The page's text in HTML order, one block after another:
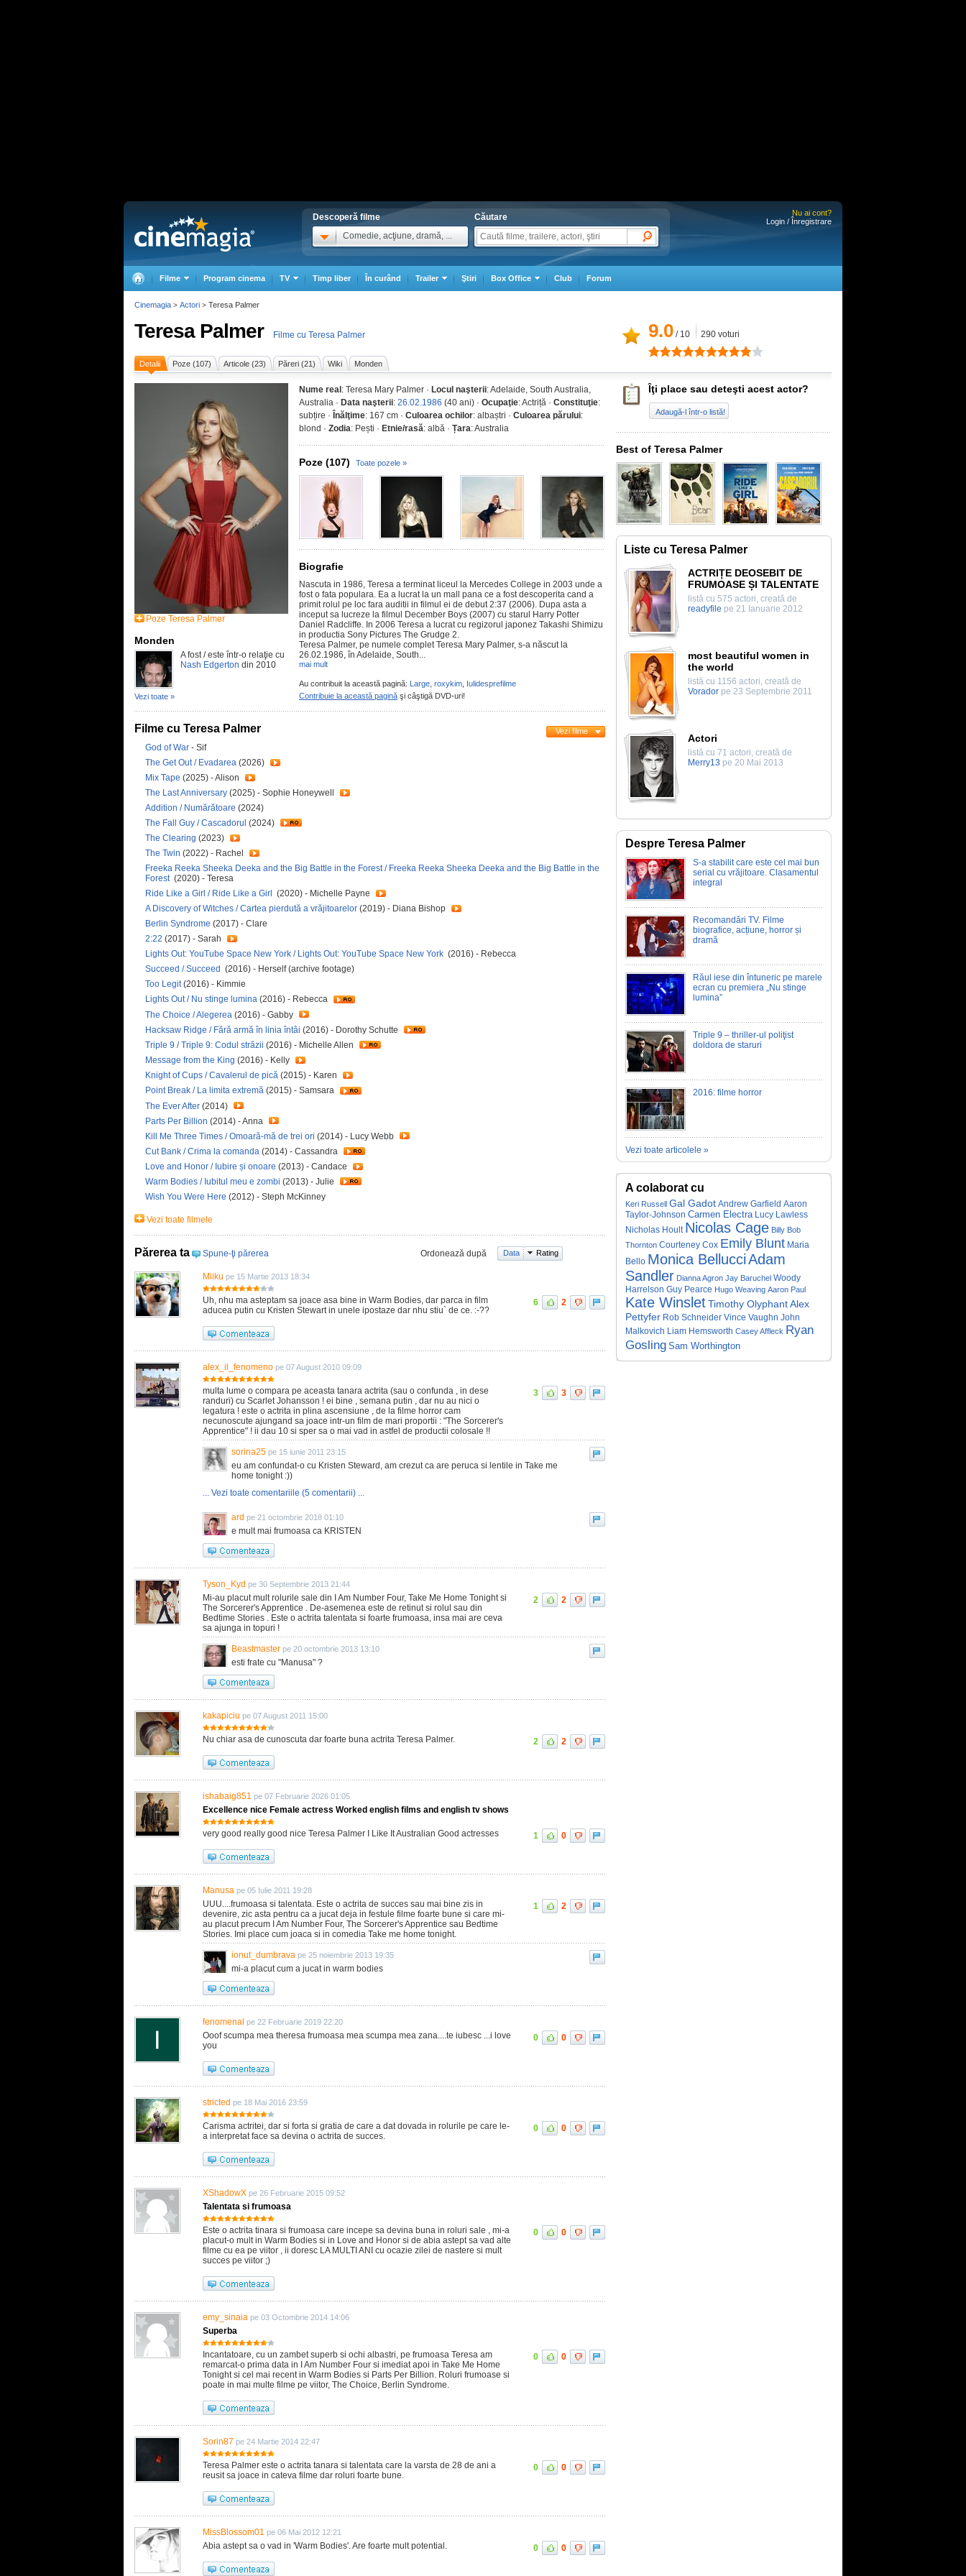
Descoperă filme
Comedie, acţiune, dramă, ...
Căutare
Nu ai cont?
Login / Înregistrare
Filme Program cinema TV Timp liber În curând Trailer Ştiri Box Office Club Forum
Teresa Palmer Filme cu Teresa Palmer 9.0 / 10 290 voturi
Detalii Poze (107) Articole (23) Păreri (21) Wiki Monden
Poze Teresa Palmer
Monden
A fost / este într-o relaţie cu
Nash Edgerton din 2010
Vezi toate »
Nume real : Teresa Mary Palmer · Locul naşterii: Adelaide, South Australia,
Australia · Data naşterii: 26.02.1986 (40 ani) · Ocupaţie: Actriță · Constituţie:
subțire · Înălţime: 167 cm · Culoarea ochilor: albaștri · Culoarea părului:
blond · Zodia: Pești · Etnie/rasă: albă · Țara: Australia
Poze (107) Toate pozele »
Biografie
Nascuta in 1986, Teresa a terminat liceul la Mercedes College in 2003 unde a
fost o fata populara. Ea a lucrat la un mall pana ce a fost descoperita cand a
primit rolul pe loc fara auditii in filmul ei de debut 2:37 (2006). Dupa asta a
inceput sa lucreze la filmul December Boys (2007) cu starul Harry Potter
Daniel Radcliffe. In 2006 Teresa a lucrat cu regizorul japonez Takashi Shimizu
in productia Sony Pictures The Grudge 2.
Teresa Palmer, pe numele complet Teresa Mary Palmer, s-a născut la
26.02.1986, în Adelaide, South...
mai mult
Au contribuit la această pagină: Large roxykim Iulidesprefilme
Contribuie la această pagină şi câştigă DVD-uri!
Filme cu Teresa Palmer Vezi filme
God of War - Sif
The Get Out / Evadarea (2026)
Mix Tape (2025) - Alison
The Last Anniversary (2025) - Sophie Honeywell
Addition / Numărătoare (2024)
The Fall Guy / Cascadorul (2024)
The Clearing (2023)
The Twin (2022) - Rachel
Freeka Reeka Sheeka Deeka and the Big Battle in the Forest / Freeka Reeka Sheeka Deeka and the Big Battle in the
Forest (2020) - Teresa
Ride Like a Girl / Ride Like a Girl
(2020) - Michelle Payne
A Discovery of Witches / Cartea pierdută a vrăjitoarelor (2019) - Diana Bishop
Berlin Syndrome (2017) - Clare
2:22 (2017) - Sarah
Lights Out: YouTube Space New York / Lights Out: YouTube Space New York (2016) - Rebecca
Succeed / Succeed (2016) - Herself (archive footage)
Too Legit(2016) - Kimmie
Lights Out / Nu stinge lumina (2016) - Rebecca
The Choice / Alegerea (2016) - Gabby
Hacksaw Ridge / Fără armă în linia întâi (2016) - Dorothy Schutte
Triple 9 / Triple 9: Codul străzii (2016) - Michelle Allen
Message from the King (2016) - Kelly
Knight of Cups / Cavalerul de pică (2015) - Karen
Point Break / La limita extremă (2015) - Samsara
The Ever After (2014)
Parts Per Billion (2014) - Anna
Kill Me Three Times / Omoară-mă de trei ori (2014) - Lucy Webb
Cut Bank / Crima la comanda (2014) - Cassandra
Love and Honor / Iubire și onoare (2013) - Candace
Warm Bodies / Iubitul meu e zombi (2013) - Julie
Wish You Were Here (2012) - Steph McKinney
Vezi toate filmele
Părerea ta Spune-ţi părerea Ordonează după Data Rating
Miiku pe 15 Martie 2013 18:34
Uh, nhu ma asteptam sa joace asa bine in Warm Bodies, dar parca in film
aducea putin cu Kristen Stewart in unele ipostaze dar nhu stiu` de ce. :-??
6 2
alex_il_fenomeno pe 07 August 2010 09:09
multa lume o compara pe aceasta tanara actrita (sau o confunda , in dese
randuri) cu Scarlet Johansson ! ei bine , semana putin , dar nu au nici o
legatura ! este o actrita in plina ascensiune , de la filme horror cam
necunoscute ajungand sa joace intr-un film de mari proportii : "The Sorcerer's
Apprentice" ! ii dau 10 si sper sa o mai vad in astfel de productii colosale !!
3 3
sorina25 pe 15 iunie 2011 23:15
eu am confundat-o cu Kristen Steward, am crezut ca are peruca si lentile in Take me
home tonight :))
... Vezi toate comentariile (5 comentarii) ...
ard pe 21 octombrie 2018 01:10
e mult mai frumoasa ca KRISTEN
Tyson_Kyd pe 30 Septembrie 2013 21:44
Mi-au placut mult rolurile sale din I Am Number Four, Take Me Home Tonight si
The Sorcerer's Apprentice . De-asemenea este de retinut si rolul sau din
Bedtime Stories . Este o actrita talentata si foarte frumoasa, insa mai are ceva
sa ajunga in topuri !
2 2
Beastmaster pe 20 octombrie 2013 13:10
esti frate cu "Manusa" ?
kakapiciu pe 07 August 2011 15:00
Nu chiar asa de cunoscuta dar foarte buna actrita Teresa Palmer. 2 2
ishabaig851 pe 07 Februarie 2026 01:05
Excellence nice Female actress Worked english films and english tv shows
very good really good nice Teresa Palmer I Like It Australian Good actresses 1 0
Manusa pe 05 Iulie 2011 19:28
UUU....frumoasa si talentata. Este o actrita de succes sau mai bine zis in
devenire, zic asta pentru ca a jucat deja in festule filme foarte bune si care mi-
au placut precum I Am Number Four, The Sorcerer's Apprentice sau Bedtime
Stories. Imi place cum joaca si in comedia Take me home tonight.
1 2
ionut_dumbrava pe 25 noiembrie 2013 19:35
mi-a placut cum a jucat in warm bodies
fenomenal pe 22 Februarie 2019 22:20
Ooof scumpa mea theresa frumoasa mea scumpa mea zana....te iubesc ...i love
you
0 0
stricted pe 18 Mai 2016 23:59
Carisma actritei, dar si forta si gratia de care a dat dovada in rolurile pe care le-
a interpretat face sa devina o actrita de succes.
0 0
XShadowX pe 26 Februarie 2015 09:52
Talentata si frumoasa
Este o actrita tinara si frumoasa care incepe sa devina buna in roluri sale , mi-a
placut-o mult in Warm Bodies si in Love and Honor si de abia astept sa vad alte
filme cu ea pe viitor , ii doresc LA MULTI ANI cu ocazie zilei de nastere si mult
succes pe viitor ;)
0 0
emy_sinaia pe 03 Octombrie 2014 14:06
Superba
Incantatoare, cu un zambet superb si ochi albastri, pe frumoasa Teresa am
remarcat-o prima data in I Am Number Four si imediat apoi in Take Me Home
Tonight si cel mai recent in Warm Bodies si Parts Per Billion. Roluri frumoase si
poate in mai multe filme pe viitor, The Choice, Berlin Syndrome.
0 0
Sorin87 pe 24 Martie 2014 22:47
Teresa Palmer este o actrita tanara si talentata care la varsta de 28 de ani a
reusit sa joace in cateva filme dar roluri foarte bune.
0 0
MissBlossom01 pe 06 Mai 2012 12:21
Abia astept sa o vad in 'Warm Bodies'. Are foarte mult potential. 0 0
Îţi place sau deteşti acest actor?
Adaugă-l într-o listă!
Best of Teresa Palmer
Liste cu Teresa Palmer
ACTRIȚE DEOSEBIT DE
FRUMOASE ȘI TALENTATE
listă cu 575 actori, creată de
readyfile pe 21 Ianuarie 2012
most beautiful women in
the world
listă cu 1156 actori, creată de
Vorador pe 23 Septembrie 2011
Actori
listă cu 71 actori, creată de
Merry13 pe 20 Mai 2013
Despre Teresa Palmer
S-a stabilit care este cel mai bun
serial cu vrăjitoare. Clasamentul
integral
Recomandări TV. Filme
biografice, acțiune, horror și
dramă
Răul iese din întuneric pe marele
ecran cu premiera „Nu stinge
lumina”
Triple 9 – thriller-ul poliţist
doldora de staruri
2016: filme horror
Vezi toate articolele »
A colaborat cu
Keri Russell Gal Gadot Andrew Garfield Aaron
Taylor-Johnson Carmen Electra Lucy Lawless
Nicholas Hoult Nicolas Cage Billy Bob
Thornton Courteney Cox Emily Blunt Maria
Bello Monica BellucciAdam
Sandler Dianna Agron Jay Baruchel Woody
Harrelson Guy Pearce Hugo Weaving Aaron Paul
Kate WinsletTimothy OlyphantAlex
Pettyfer Rob Schneider Vince Vaughn John
Malkovich Liam Hemsworth Casey Affleck Ryan
Gosling Sam Worthington
Cinemagia > Actori > Teresa Palmer